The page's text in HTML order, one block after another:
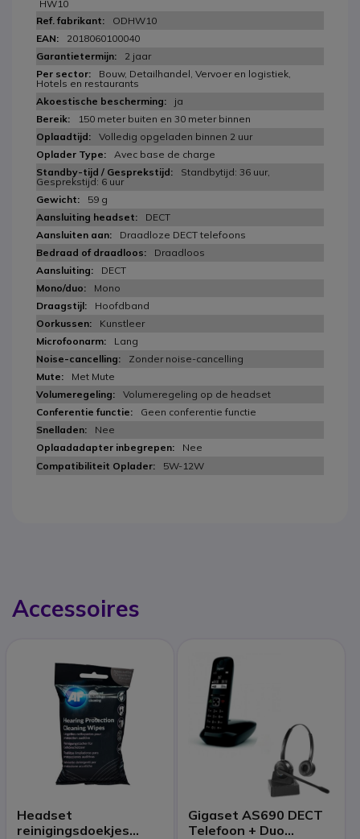
HW10
ODHW10
2018060100040
2 jaar
Bouw, Detailhandel, Vervoer en logistiek,
Hotels en restaurants
ja
150 meter buiten en 30 meter binnen
Volledig opgeladen binnen 2 uur
Avec base de charge
Standbytijd: 36 uur,
Gesprekstijd: 6 uur
59 g
DECT
Draadloze DECT telefoons
Draadloos
DECT
Mono
Hoofdband
Kunstleer
Lang
Zonder noise-cancelling
Met Mute
Volumeregeling op de headset
Geen conferentie functie
Nee
Nee
5W-12W
Accessoires
Headset
reinigingsdoekjes
Gigaset AS690 DECT
Telefoon + Duo